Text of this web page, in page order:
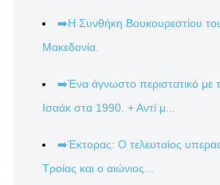
➡️Η Συνθήκη Βουκουρεστίου
Μακεδονία.
➡️Ένα άγνωστο περιστατικό με
Ισαάκ στα 1990. + Αντί μ...
➡️Έκτορας: Ο τελευταίος
Τροίας και ο αιώνιος...